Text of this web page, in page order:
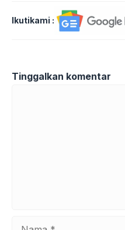
Ikutikami :
Tinggalkan komentar